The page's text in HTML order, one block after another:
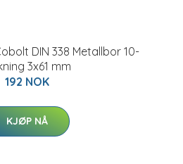
DIN 338 Metallbor 10-
3x61 mm
192 NOK
KJØP NÅ